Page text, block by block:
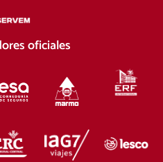
oficiales